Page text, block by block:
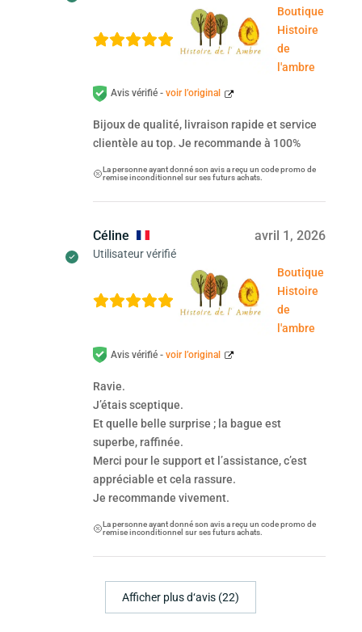
Boutique
Histoire
de
l'ambre
Avis vérifié - voir l’original
Bijoux de qualité, livraison rapide et service
clientèle au top. Je recommande à 100%
La personne ayant donné son avis a reçu un code promo de
remise inconditionnel sur ses futurs achats.
Céline
Utilisateur vérifié
avril 1, 2026
Boutique
Histoire
de
l'ambre
Avis vérifié - voir l’original
Ravie.
J’étais sceptique.
Et quelle belle surprise ; la bague est
superbe, raffinée.
Merci pour le support et l’assistance, c’est
appréciable et cela rassure.
Je recommande vivement.
La personne ayant donné son avis a reçu un code promo de
remise inconditionnel sur ses futurs achats.
Afficher plus d‘avis (22)